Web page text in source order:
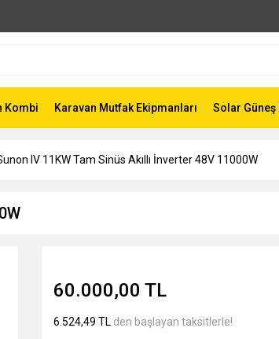
Kombi Karavan Mutfak Ekipmanları Solar
IV 11KW Tam Sinüs Akıllı İnverter 48V 11000W
60.000,00 TL
6.524,49 TL den başlayan taksitlerle!